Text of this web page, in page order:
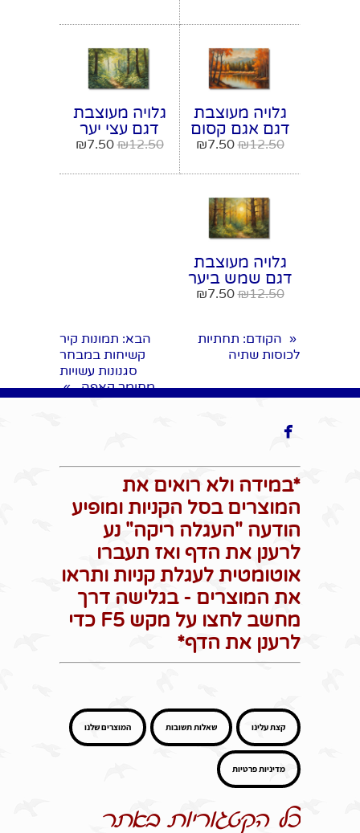
גלויה מעוצבת
דגם אגם קסום
מודל מספר 25
₪12.50
₪7.50
גלויה מעוצבת
דגם עצי יער
ירוק מודל
₪12.50
₪7.50
גלויה מעוצבת
דגם שמש ביער
מודל מספר 27
₪12.50
₪7.50
« הקודם: תחתיות
לכוסות שתיה
הבא: תמונות קיר
קשיחות במבחר
סגנונות עשויות
מחומר קאפה »

*במידה ולא רואים את
המוצרים בסל הקניות ומופיע
הודעה "העגלה ריקה" נע
לרענן את הדף ואז תעברו
אוטומטית לעגלת קניות ותראו
את המוצרים - בגלישה דרך
מחשב לחצו על מקש F5 כדי
לרענן את הדף*
קצת עלינו שאלות תשובות המוצרים שלנו
מדיניות פרטיות
כל הקטגוריות באתר